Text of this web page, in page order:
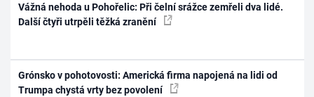
Vážná nehoda u Pohořelic: Při čelní srážce zemřeli dva lidé.
Další čtyři utrpěli těžká zranění
Grónsko v pohotovosti: Americká firma napojená na lidi od
Trumpa chystá vrty bez povolení